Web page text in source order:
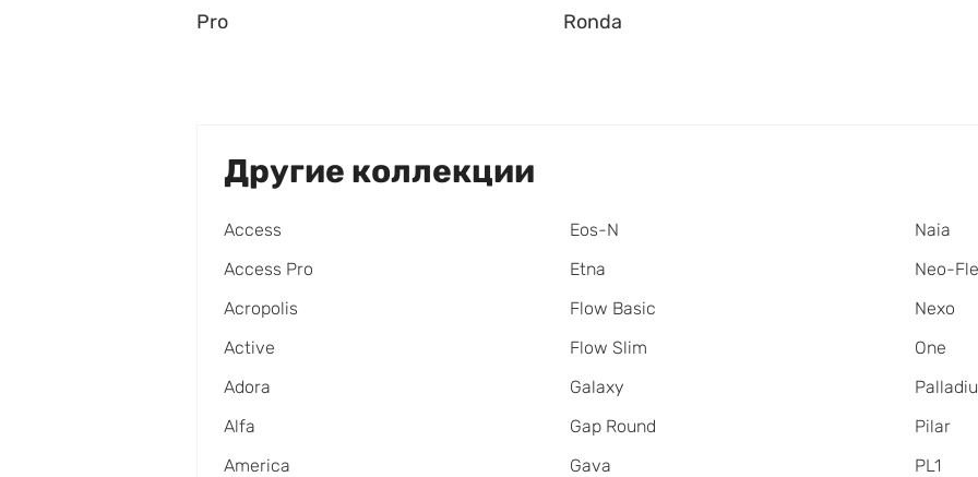
Pro Ronda
Другие коллекции
Access
Access Pro
Acropolis
Active
Adora
Alfa
America
Eos-N
Etna
Flow Basic
Flow Slim
Galaxy
Gap Round
Gava
Naia
Neo-
Nexo
One
Pilar
PL1